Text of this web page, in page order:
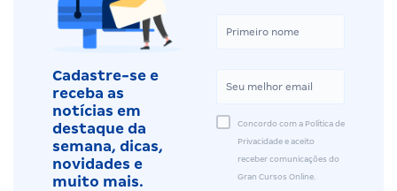
Cadastre-se e
receba as
notícias em
destaque da
semana, dicas,
novidades e
muito mais.
Concordo com a Política de
Privacidade e aceito
receber comunicações do
Gran Cursos Online.